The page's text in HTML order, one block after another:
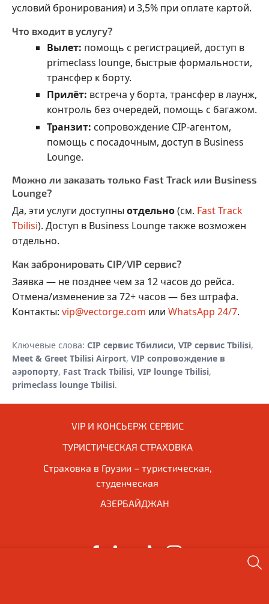
условий бронирования) и 3,5% при оплате картой.
Что входит в услугу?
Вылет: помощь с регистрацией, доступ в
primeclass lounge, быстрые формальности,
трансфер к борту.
Прилёт: встреча у борта, трансфер в лаунж,
контроль без очередей, помощь с багажом.
Транзит: сопровождение CIP-агентом,
помощь с посадочным, доступ в Business
Lounge.
Можно ли заказать только Fast Track или Business
Lounge?
Да, эти услуги доступны отдельно(см. Fast Track
Tbilisi). Доступ в Business Lounge также возможен
отдельно.
Как забронировать CIP/VIP сервис?
Заявка — не позднее чем за 12 часов до рейса.
Отмена/изменение за 72+ часов — без штрафа.
Контакты: vip@vectorge.com или WhatsApp 24/7.
Ключевые слова: CIP сервис Тбилиси, VIP сервис Tbilisi,
Meet & Greet Tbilisi Airport, VIP сопровождение в
аэропорту, Fast Track Tbilisi, VIP lounge Tbilisi,
primeclass lounge Tbilisi.
VIP И КОНСЬЕРЖ СЕРВИС
ТУРИСТИЧЕСКАЯ СТРАХОВКА
Страховка в Грузии – туристическая,
студенческая
АЗЕРБАЙДЖАН